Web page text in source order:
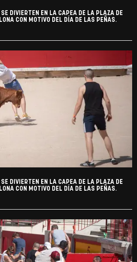
SE DIVIERTEN EN LA CAPEA DE LA PLAZA DE
CON MOTIVO DEL DÍA DE LAS PEÑAS.
SE DIVIERTEN EN LA CAPEA DE LA PLAZA DE
CON MOTIVO DEL DÍA DE LAS PEÑAS.